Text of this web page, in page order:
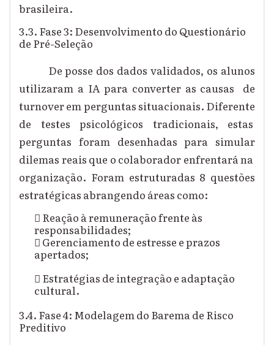
brasileira.
3.3. Fase 3: Desenvolvimento do Questionário
de Pré-Seleção
De posse dos dados validados, os alunos
utilizaram a IA para converter as causas de
turnover em perguntas situacionais. Diferente
de testes psicológicos tradicionais, estas
perguntas foram desenhadas para simular
dilemas reais que o colaborador enfrentará na
organização. Foram estruturadas 8 questões
estratégicas abrangendo áreas como:
 Reação à remuneração frente às
responsabilidades;
 Gerenciamento de estresse e prazos
apertados;
 Estratégias de integração e adaptação
cultural.
3.4. Fase 4: Modelagem do Barema de Risco
Preditivo